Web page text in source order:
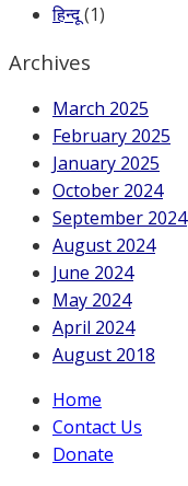
हिन्दू(1)
Archives
March 2025
February 2025
January 2025
October 2024
September 2024
August 2024
June 2024
May 2024
April 2024
August 2018
Home
Contact Us
Donate